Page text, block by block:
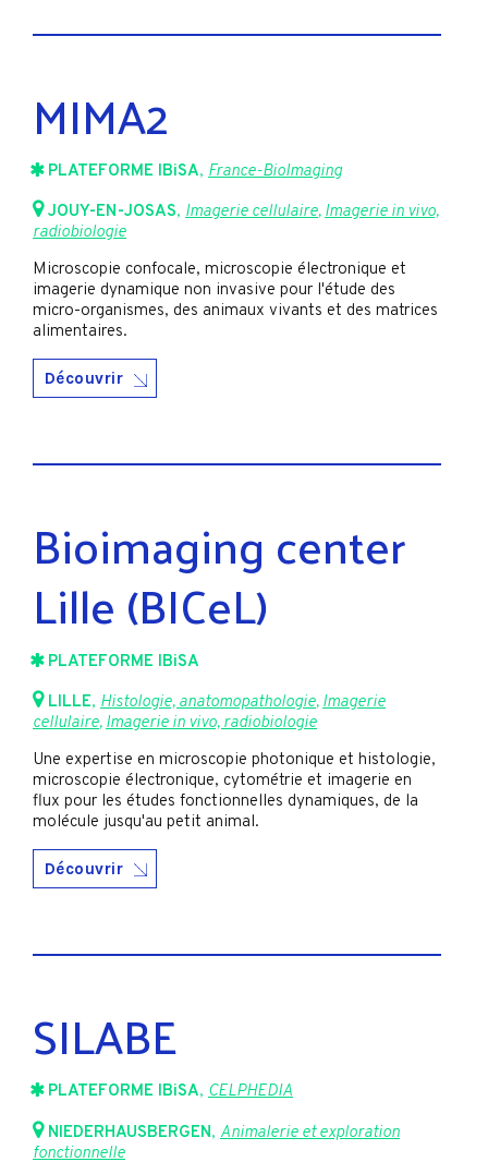
MIMA2
PLATEFORME IBiSA, France-BioImaging
JOUY-EN-JOSAS, Imagerie cellulaire,Imagerie in vivo,
radiobiologie
Microscopie confocale, microscopie électronique et
imagerie dynamique non invasive pour l'étude des
micro-organismes, des animaux vivants et des matrices
alimentaires.
Découvrir
Bioimaging center
Lille (BICeL)
PLATEFORME IBiSA
LILLE, Histologie, anatomopathologie, Imagerie
cellulaire, Imagerie in vivo, radiobiologie
Une expertise en microscopie photonique et histologie,
microscopie électronique, cytométrie et imagerie en
flux pour les études fonctionnelles dynamiques, de la
molécule jusqu'au petit animal.
Découvrir
SILABE
PLATEFORME IBiSA, CELPHEDIA
NIEDERHAUSBERGEN, Animalerie et exploration
fonctionnelle